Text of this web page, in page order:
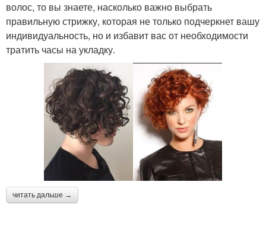
волос, то вы знаете, насколько важно выбрать
правильную стрижку, которая не только подчеркнет вашу
индивидуальность, но и избавит вас от необходимости
тратить часы на укладку.
читать дальше →